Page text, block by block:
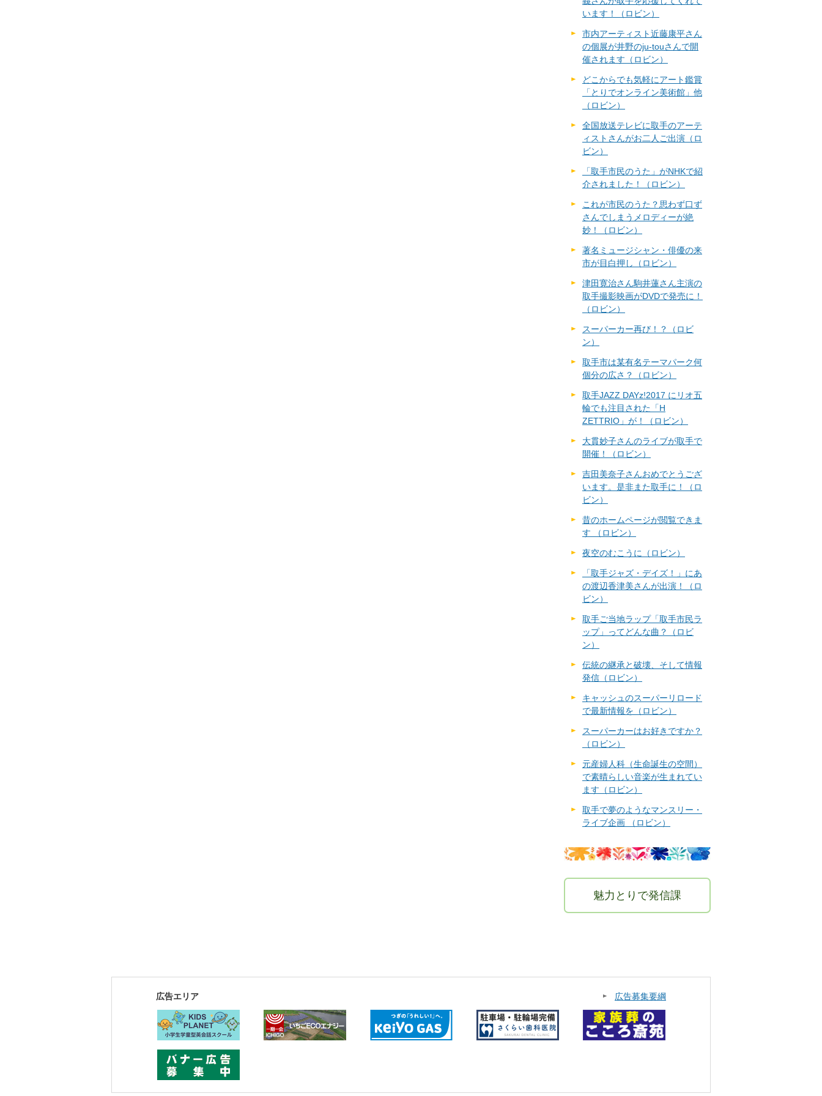
います！（ロビン）
市内アーティスト近藤康平さん
の個展が井野のju-touさんで開
催されます（ロビン）
どこからでも気軽にアート鑑賞
「とりでオンライン美術館」他
（ロビン）
全国放送テレビに取手のアーテ
ィストさんがお二人ご出演（ロ
ビン）
「取手市民のうた」がNHKで紹
介されました！（ロビン）
これが市民のうた？思わず口ず
さんでしまうメロディーが絶
妙！（ロビン）
著名ミュージシャン・俳優の来
市が目白押し（ロビン）
津田寛治さん駒井蓮さん主演の
取手撮影映画がDVDで発売に！
（ロビン）
スーパーカー再び！？（ロビ
ン）
取手市は某有名テーマパーク何
個分の広さ？（ロビン）
取手JAZZ DAYz!2017 にリオ五
輪でも注目された「H
ZETTRIO」が！（ロビン）
大貫妙子さんのライブが取手で
開催！（ロビン）
吉田美奈子さんおめでとうござ
います。是非また取手に！（ロ
ビン）
昔のホームページが閲覧できま
す （ロビン）
夜空のむこうに（ロビン）
「取手ジャズ・デイズ！」にあ
の渡辺香津美さんが出演！（ロ
ビン）
取手ご当地ラップ「取手市民ラ
ップ」ってどんな曲？（ロビ
ン）
伝統の継承と破壊、そして情報
発信（ロビン）
キャッシュのスーパーリロード
で最新情報を（ロビン）
スーパーカーはお好きですか？
（ロビン）
元産婦人科（生命誕生の空間）
で素晴らしい音楽が生まれてい
ます（ロビン）
取手で夢のようなマンスリー・
ライブ企画 （ロビン）
魅力とりで発信課
広告エリア 広告募集要綱